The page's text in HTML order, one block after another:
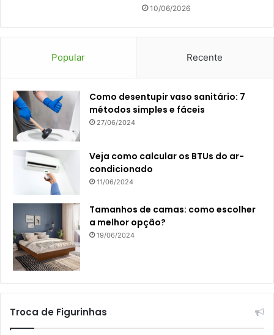
10/06/2026
Popular Recente
Como desentupir vaso sanitário: 7
métodos simples e fáceis
27/06/2024
Veja como calcular os BTUs do ar-
condicionado
11/06/2024
Tamanhos de camas: como escolher
a melhor opção?
19/06/2024
Troca de Figurinhas